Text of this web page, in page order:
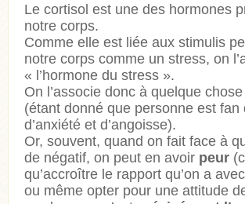
Le cortisol est une des hormones
notre corps.
Comme elle est liée aux stimulis
notre corps comme un stress, on
« l’hormone du stress ».
On l’associe donc à quelque
(étant donné que personne est fan
d’anxiété et d’angoisse).
Or, souvent, quand on fait face à
de négatif, on peut en avoir peur
qu’accroître le rapport qu’on a
ou même opter pour une attitude